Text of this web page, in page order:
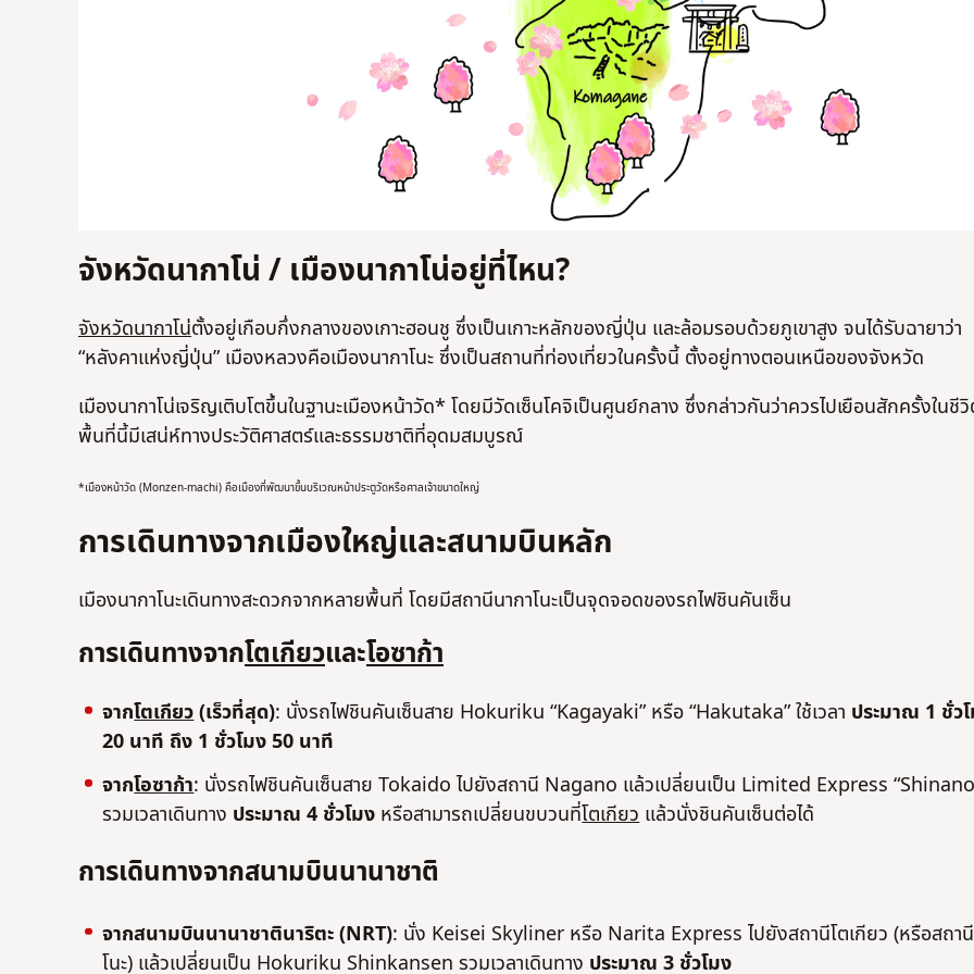
จังหวัดนากาโน่ / เมืองนากาโน่อยู่ที่ไหน?
จังหวัดนากาโน่ตั้งอยู่เกือบกึ่งกลางของเกาะฮอนชู ซึ่งเป็นเกาะหลักของญี่ปุ่น และล้อมรอบด้วยภูเขาสูง จนได้รับฉายาว่า
“หลังคาแห่งญี่ปุ่น” เมืองหลวงคือเมืองนากาโนะ ซึ่งเป็นสถานที่ท่องเที่ยวในครั้งนี้ ตั้งอยู่ทางตอนเหนือของจังหวัด
เมืองนากาโน่เจริญเติบโตขึ้นในฐานะเมืองหน้าวัด* โดยมีวัดเซ็นโคจิเป็นศูนย์กลาง ซึ่งกล่าวกันว่าควรไปเยือนสักครั้งในชี
พื้นที่นี้มีเสน่ห์ทางประวัติศาสตร์และธรรมชาติที่อุดมสมบูรณ์
*เมืองหน้าวัด (Monzen-machi) คือเมืองที่พัฒนาขึ้นบริเวณหน้าประตูวัดหรือศาลเจ้าขนาดใหญ่
การเดินทางจากเมืองใหญ่และสนามบินหลัก
เมืองนากาโนะเดินทางสะดวกจากหลายพื้นที่ โดยมีสถานีนากาโนะเป็นจุดจอดของรถไฟชินคันเซ็น
การเดินทางจากโตเกียวและโอซาก้า
จากโตเกียว(เร็วที่สุด): นั่งรถไฟชินคันเซ็นสาย Hokuriku “Kagayaki” หรือ “Hakutaka” ใช้เวลา ประมาณ 1 ชั่ว
20 นาที ถึง 1 ชั่วโมง 50 นาที
จากโอซาก้า: นั่งรถไฟชินคันเซ็นสาย Tokaido ไปยังสถานี Nagano แล้วเปลี่ยนเป็น Limited Express
รวมเวลาเดินทาง ประมาณ 4 ชั่วโมง หรือสามารถเปลี่ยนขบวนที่โตเกียวแล้วนั่งชินคันเซ็นต่อได้
การเดินทางจากสนามบินนานาชาติ
จากสนามบินนานาชาตินาริตะ (NRT): นั่ง Keisei Skyliner หรือ Narita Express ไปยังสถานีโตเกียว (หรือสถา
โนะ) แล้วเปลี่ยนเป็น Hokuriku Shinkansen รวมเวลาเดินทาง ประมาณ 3 ชั่วโมง